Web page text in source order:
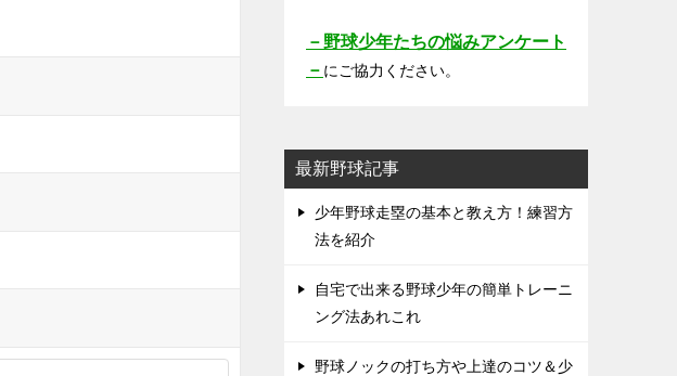
－野球少年たちの悩みアンケート
－ にご協力ください。
最新野球記事
少年野球走塁の基本と教え方！練習方
法を紹介
自宅で出来る野球少年の簡単トレーニ
ング法あれこれ
野球ノックの打ち方や上達のコツ＆少